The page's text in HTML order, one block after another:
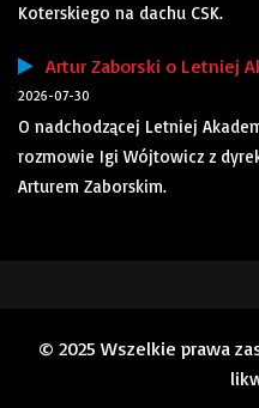
Koterskiego na dachu CSK.
Artur Zaborski o Letniej
2026-07-30
O nadchodzącej Letniej
rozmowie Igi Wójtowicz z
Arturem Zaborskim.
© 2025 Wszelkie prawa